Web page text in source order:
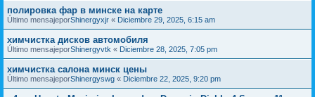
полировка фар в минске на карте
Último mensajeporShinergyxjr « Diciembre 29, 2025, 6:15 am
химчистка дисков автомобиля
Último mensajeporShinergyvtk « Diciembre 28, 2025, 7:05 pm
химчистка салона минск цены
Último mensajeporShinergyswg « Diciembre 22, 2025, 9:20 pm